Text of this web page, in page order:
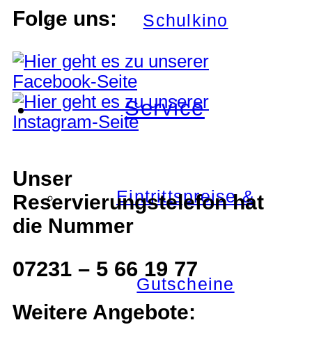
Schulkino
Service
Eintrittspreise &
Gutscheine
Folge uns:
Unser
Reservierungstelefon hat
die Nummer
07231 – 5 66 19 77
Weitere Angebote: